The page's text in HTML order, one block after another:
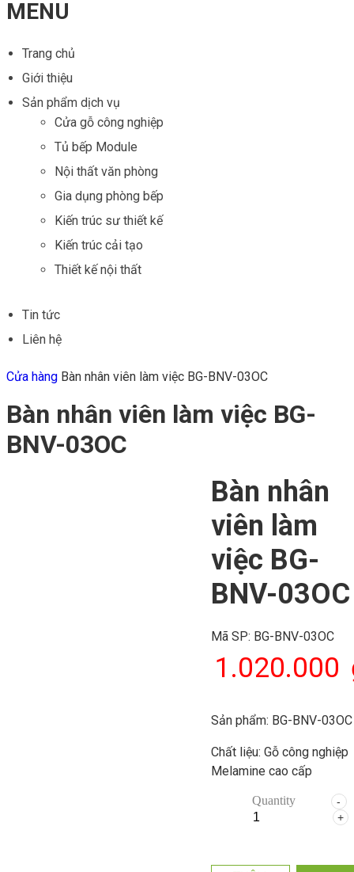
MENU
Trang chủ
Giới thiệu
Sản phẩm dịch vụ
Cửa gỗ công nghiệp
Tủ bếp Module
Nội thất văn phòng
Gia dụng phòng bếp
Kiến trúc sư thiết kế
Kiến trúc cải tạo
Thiết kế nội thất
Tin tức
Liên hệ
Cửa hàng Bàn nhân viên làm việc BG-BNV-03OC
Bàn nhân viên làm việc BG-
BNV-03OC
Bàn nhân
viên làm
việc BG-
BNV-03OC
Mã SP: BG-BNV-03OC
1.020.000
Sản phẩm: BG-BNV-03OC
Chất liệu: Gỗ công nghiệp
Melamine cao cấp
Màu sắc: Xanh, Vàng, Óc
Quantity